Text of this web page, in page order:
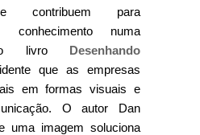
para
conhecimento numa
livro
Desenhando
que as empresas
em formas visuais e
O autor Dan
uma imagem soluciona